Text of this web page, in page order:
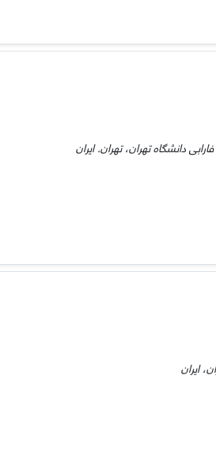
دانشگاه تهران، تهران. ایران
ایران